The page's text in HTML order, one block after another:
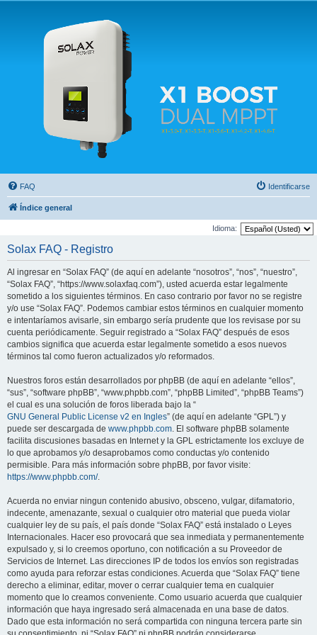
Solax FAQ
Lugar para intercambiar dudas sobre inversores solares Solax y temas relacionados.
FAQ Identificarse
Índice general
Idioma:
Solax FAQ - Registro
Al ingresar en “Solax FAQ” (de aquí en adelante “nosotros”, “nos”, “nuestro”,
“Solax FAQ”, “https://www.solaxfaq.com”), usted acuerda estar legalmente
sometido a los siguientes términos. En caso contrario por favor no se registre
y/o use “Solax FAQ”. Podemos cambiar estos términos en cualquier momento
e intentaríamos avisarle, sin embargo sería prudente que los revisase por su
cuenta periódicamente. Seguir registrado a “Solax FAQ” después de esos
cambios significa que acuerda estar legalmente sometido a esos nuevos
términos tal como fueron actualizados y/o reformados.
Nuestros foros están desarrollados por phpBB (de aquí en adelante “ellos”,
“sus”, “software phpBB”, “www.phpbb.com”, “phpBB Limited”, “phpBB Teams”)
el cual es una solución de foros liberada bajo la “
GNU General Public License v2 en Ingles” (de aquí en adelante “GPL”) y
puede ser descargada de www.phpbb.com. El software phpBB solamente
facilita discusiones basadas en Internet y la GPL estrictamente los excluye de
lo que aprobamos y/o desaprobamos como conductas y/o contenido
permisible. Para más información sobre phpBB, por favor visite:
https://www.phpbb.com/.
Acuerda no enviar ningun contenido abusivo, obsceno, vulgar, difamatorio,
indecente, amenazante, sexual o cualquier otro material que pueda violar
cualquier ley de su país, el país donde “Solax FAQ” está instalado o Leyes
Internacionales. Hacer eso provocará que sea inmediata y permanentemente
expulsado y, si lo creemos oportuno, con notificación a su Proveedor de
Servicios de Internet. Las direcciones IP de todos los envíos son registradas
como ayuda para reforzar estas condiciones. Acuerda que “Solax FAQ” tiene
derecho a eliminar, editar, mover o cerrar cualquier tema en cualquier
momento que lo creamos conveniente. Como usuario acuerda que cualquier
información que haya ingresado será almacenada en una base de datos.
Dado que esta información no será compartida con ninguna tercera parte sin